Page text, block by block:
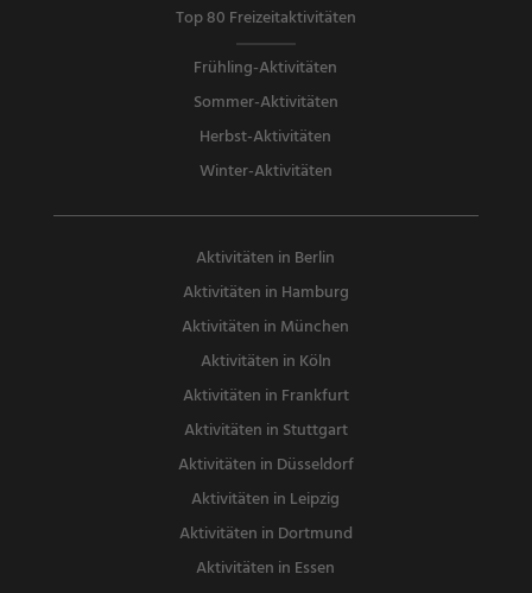
Top 80 Freizeitaktivitäten
Frühling-Aktivitäten
Sommer-Aktivitäten
Herbst-Aktivitäten
Winter-Aktivitäten
Aktivitäten in Berlin
Aktivitäten in Hamburg
Aktivitäten in München
Aktivitäten in Köln
Aktivitäten in Frankfurt
Aktivitäten in Stuttgart
Aktivitäten in Düsseldorf
Aktivitäten in Leipzig
Aktivitäten in Dortmund
Aktivitäten in Essen